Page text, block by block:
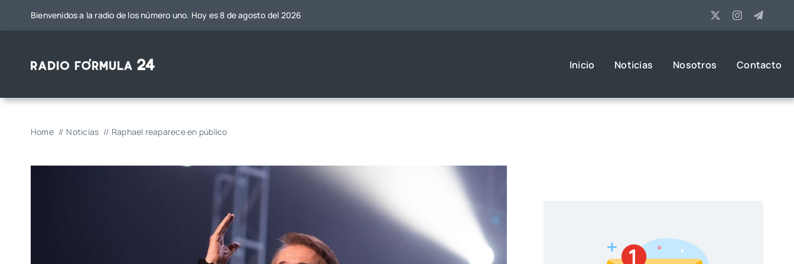
Bienvenidos a la radio de los número uno. Hoy es 8 de agosto del 2026
Inicio Noticias Nosotros Contacto
Home Noticias Raphael reaparece en público